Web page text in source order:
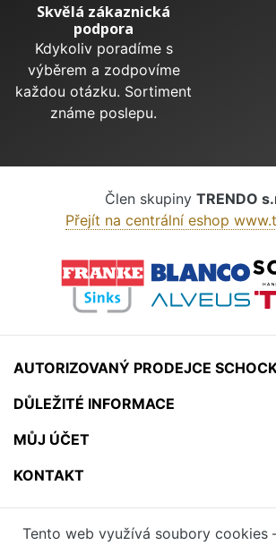
Skvělá zákaznická
podpora
Kdykoliv poradíme s
výběrem a zodpovíme
každou otázku. Sortiment
známe poslepu.
Člen skupiny TRENDO
Přejít na centrální eshop
AUTORIZOVANÝ PRODEJCE
DŮLEŽITÉ INFORMACE
MŮJ ÚČET
KONTAKT
Tento web využívá soubory cookies